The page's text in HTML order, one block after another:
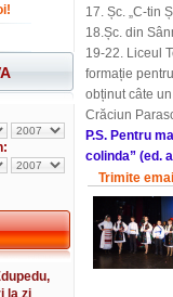
la zi
17. Șc. „C-tin
18.Șc. din
19-22. Liceul
formație
obținut câte
Crăciun
P.S. Pentru
colinda” (ed.
Trimite email